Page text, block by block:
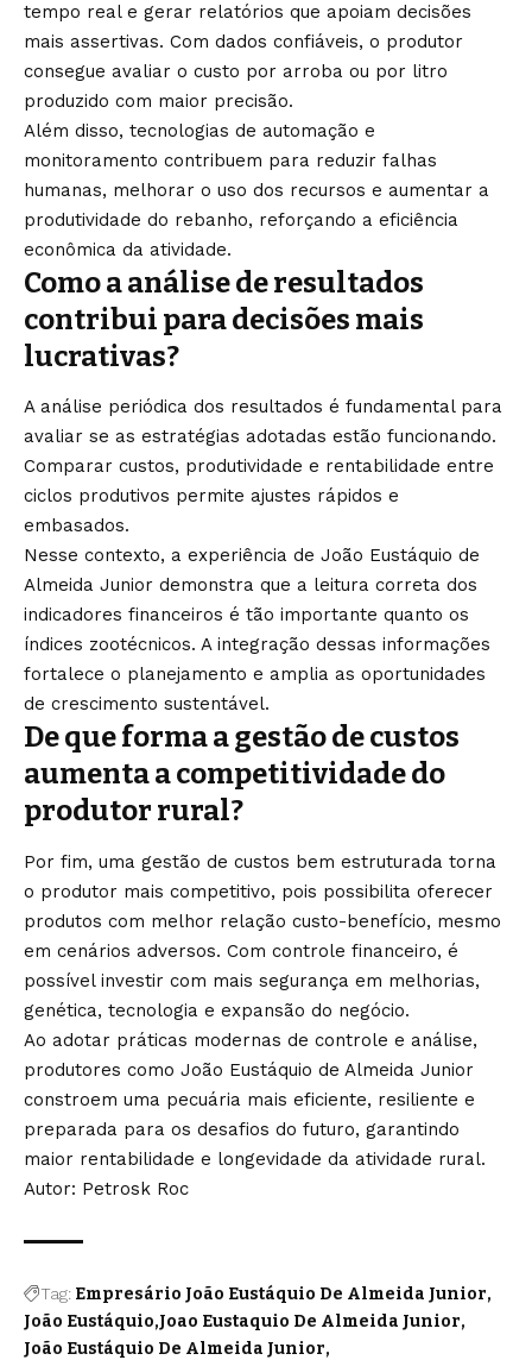
tempo real e gerar relatórios que apoiam decisões
mais assertivas. Com dados confiáveis, o produtor
consegue avaliar o custo por arroba ou por litro
produzido com maior precisão.
Além disso, tecnologias de automação e
monitoramento contribuem para reduzir falhas
humanas, melhorar o uso dos recursos e aumentar a
produtividade do rebanho, reforçando a eficiência
econômica da atividade.
Como a análise de resultados
contribui para decisões mais
lucrativas?
A análise periódica dos resultados é fundamental para
avaliar se as estratégias adotadas estão funcionando.
Comparar custos, produtividade e rentabilidade entre
ciclos produtivos permite ajustes rápidos e
embasados.
Nesse contexto, a experiência de João Eustáquio de
Almeida Junior demonstra que a leitura correta dos
indicadores financeiros é tão importante quanto os
índices zootécnicos. A integração dessas informações
fortalece o planejamento e amplia as oportunidades
de crescimento sustentável.
De que forma a gestão de custos
aumenta a competitividade do
produtor rural?
Por fim, uma gestão de custos bem estruturada torna
o produtor mais competitivo, pois possibilita oferecer
produtos com melhor relação custo-benefício, mesmo
em cenários adversos. Com controle financeiro, é
possível investir com mais segurança em melhorias,
genética, tecnologia e expansão do negócio.
Ao adotar práticas modernas de controle e análise,
produtores como João Eustáquio de Almeida Junior
constroem uma pecuária mais eficiente, resiliente e
preparada para os desafios do futuro, garantindo
maior rentabilidade e longevidade da atividade rural.
Autor: Petrosk Roc
Tag: Empresário João Eustáquio De Almeida Junior
João Eustáquio Joao Eustaquio De Almeida Junior
João Eustáquio De Almeida Junior